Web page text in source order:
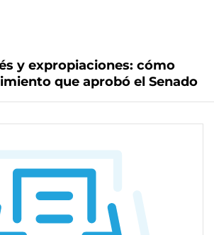
y expropiaciones: cómo
que aprobó el Senado